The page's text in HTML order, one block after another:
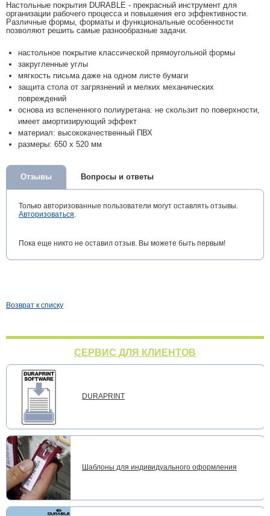
Настольные покрытия DURABLE - прекрасный инструмент для
организации рабочего процесса и повышения его эффективности.
Различные формы, форматы и функциональные особенности
позволяют решить самые разнообразные задачи.
настольное покрытие классической прямоугольной формы
закругленные углы
мягкость письма даже на одном листе бумаги
защита стола от загрязнений и мелких механических
повреждений
основа из вспененного полиуретана: не скользит по поверхности,
имеет амортизирующий эффект
материал: высококачественный ПВХ
размеры: 650 х 520 мм
Отзывы Вопросы и ответы
Только авторизованные пользователи могут оставлять отзывы.
Авторизоваться.
Пока еще никто не оставил отзыв. Вы можете быть первым!
Возврат к списку
СЕРВИС ДЛЯ КЛИЕНТОВ
DURAPRINT
Шаблоны для индивидуального оформления